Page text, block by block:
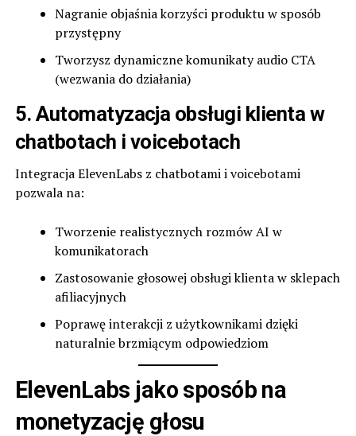
Nagranie objaśnia korzyści produktu w sposób
przystępny
Tworzysz dynamiczne komunikaty audio CTA
(wezwania do działania)
5. Automatyzacja obsługi klienta w
chatbotach i voicebotach
Integracja ElevenLabs z chatbotami i voicebotami
pozwala na:
Tworzenie realistycznych rozmów AI w
komunikatorach
Zastosowanie głosowej obsługi klienta w sklepach
afiliacyjnych
Poprawę interakcji z użytkownikami dzięki
naturalnie brzmiącym odpowiedziom
ElevenLabs jako sposób na
monetyzację głosu